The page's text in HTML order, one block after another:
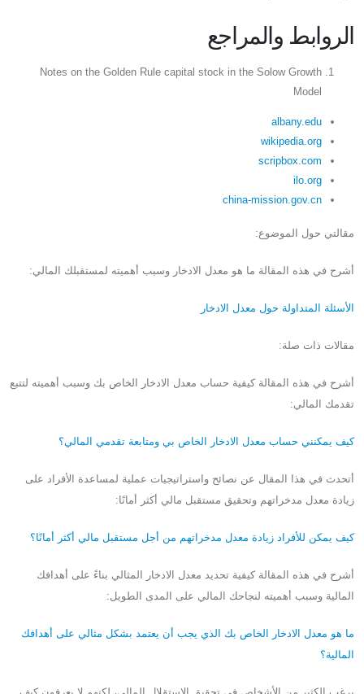
الروابط والمراجع
Notes on the Golden Rule capital stock in the Solow Growth
Model
albany.edu
wikipedia.org
scripbox.com
ilo.org
china-mission.gov.cn
مقالتي حول الموضوع:
أشرح في هذه المقالة ما هو معدل الادخار وسبب أهميته لمستقبلك المالي:
الأسئلة المتداولة حول معدل الادخار
مقالات ذات صلة:
أشرح في هذه المقالة كيفية حساب معدل الادخار الخاص بك وسبب أهميته لتتبع
تقدمك المالي:
كيف يمكنني حساب معدل الادخار الخاص بي ومتابعة تقدمي المالي؟
أتحدث في هذا المقال عن نصائح واستراتيجيات عملية لمساعدة الأفراد على
زيادة معدل مدخراتهم وتحقيق مستقبل مالي أكثر أمانًا:
كيف يمكن للأفراد زيادة معدل مدخراتهم من أجل مستقبل مالي أكثر أمانًا؟
أشرح في هذه المقالة كيفية تحديد معدل الادخار المثالي بناءً على أهدافك
المالية وسبب أهميته لنجاحك المالي على المدى الطويل:
ما هو معدل الادخار الخاص بك الذي يجب أن يعتمد بشكل مثالي على أهدافك
المالية؟